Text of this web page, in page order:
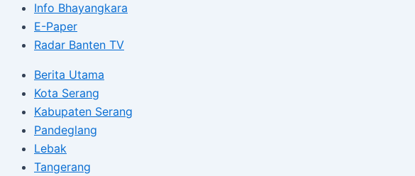
Info Bhayangkara
E-Paper
Radar Banten TV
Berita Utama
Kota Serang
Kabupaten Serang
Pandeglang
Lebak
Tangerang